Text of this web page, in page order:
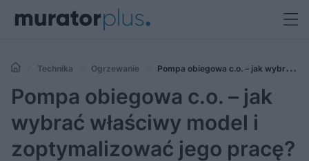
Technika Ogrzewanie
Pompa obiegowa c.o. – jak wybrać
właściwy model i zoptymalizować jego pracę?
Pompa obiegowa c.o. – jak
wybrać właściwy model i
zoptymalizować jego pracę?